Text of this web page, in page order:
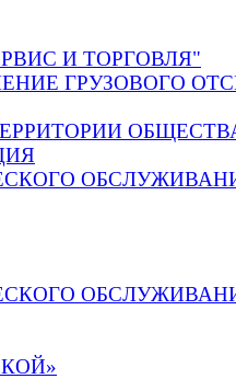
И ТОРГОВЛЯ"
ГРУЗОВОГО